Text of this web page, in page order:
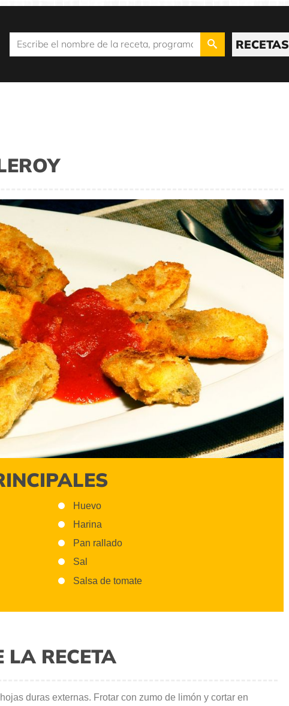
RECETAS
Huevo
Harina
Pan rallado
Sal
Salsa de tomate
LA RECETA
duras externas. Frotar con zumo de limón y cortar en